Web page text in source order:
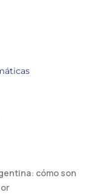
cómo son